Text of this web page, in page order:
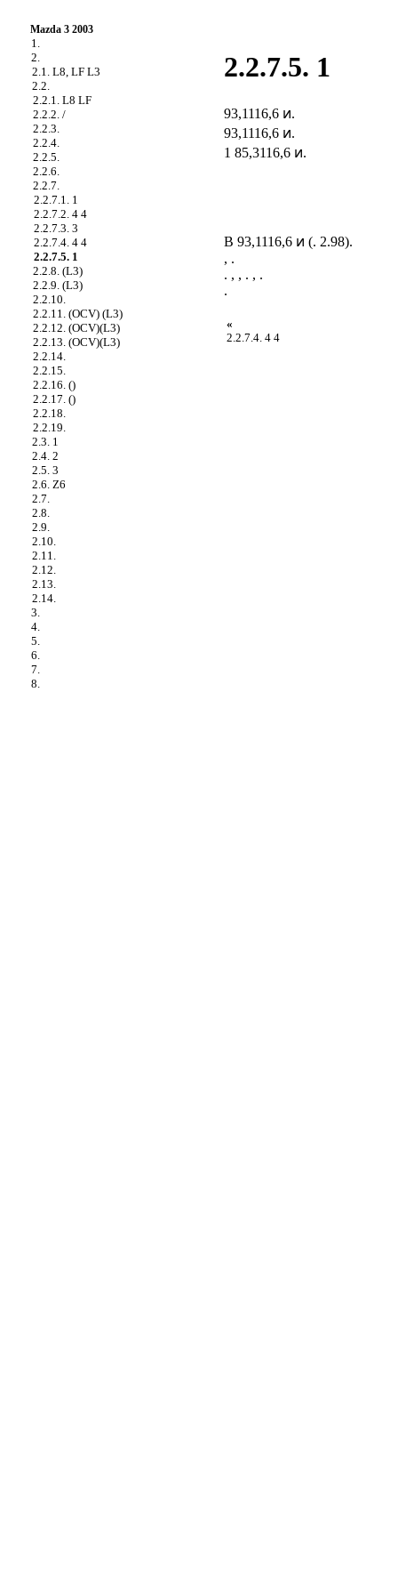
Mazda 3 2003
1.
2.
2.1. L8, LF L3
2.2.
2.2.1. L8 LF
2.2.2. /
2.2.3.
2.2.4.
2.2.5.
2.2.6.
2.2.7.
2.2.7.1. 1
2.2.7.2. 4 4
2.2.7.3. 3
2.2.7.4. 4 4
2.2.7.5. 1
2.2.8. (L3)
2.2.9. (L3)
2.2.10.
2.2.11. (OCV) (L3)
2.2.12. (OCV)(L3)
2.2.13. (OCV)(L3)
2.2.14.
2.2.15.
2.2.16. ()
2.2.17. ()
2.2.18.
2.2.19.
2.3. 1
2.4. 2
2.5. 3
2.6. Z6
2.7.
2.8.
2.9.
2.10.
2.11.
2.12.
2.13.
2.14.
3.
4.
5.
6.
7.
8.
2.2.7.5. 1
93,1116,6 ͷ.
93,1116,6 ͷ.
1 85,3116,6 ͷ.
B 93,1116,6 ͷ (. 2.98).
, .
. , , . , .
.
«
2.2.7.4. 4 4